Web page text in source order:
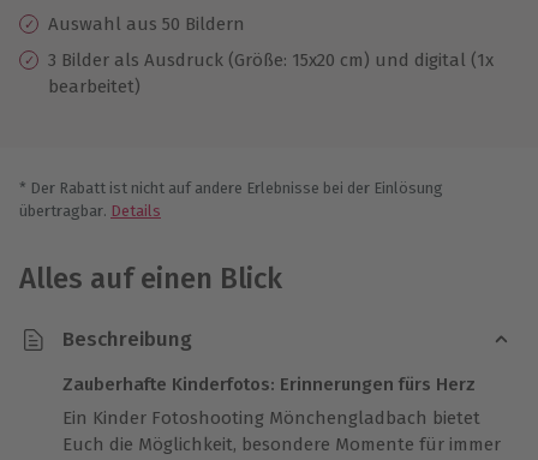
Auswahl aus 50 Bildern
3 Bilder als Ausdruck (Größe: 15x20 cm) und digital (1x
bearbeitet)
* Der Rabatt ist nicht auf andere Erlebnisse bei der Einlösung
übertragbar. Details
Alles auf einen Blick
Beschreibung
Zauberhafte Kinderfotos: Erinnerungen fürs Herz
Ein Kinder Fotoshooting Mönchengladbach bietet
Euch die Möglichkeit, besondere Momente für immer